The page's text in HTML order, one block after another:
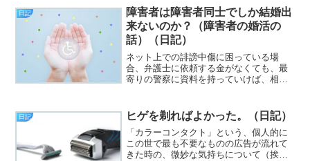
日記
障害者は障害者同士でしか結婚出
来ないのか？（障害者の婚活の
話）（日記）
ネット上での誹謗中傷に困っている場
合、弁護士に依頼する金がなくても、最
寄りの警察に資料を持っていけば、相談
す。寝覚めが悪いのはいつものこととし
ても、最近はそこに『暑さ』が...
日記 ヒゲを剃ればよかった。（日記）
「カラーコンタクト」という、個人的に
この世で最も不要なものの広告が流れて
きた時の、微妙な気持ちについて（挨